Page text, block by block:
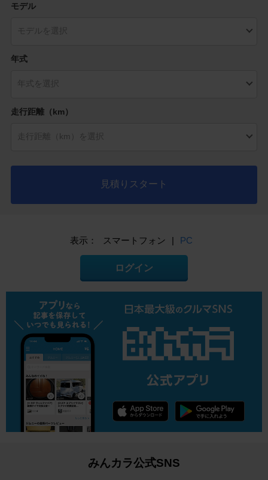
モデル
年式
走行距離（km）
見積りスタート
表示： スマートフォン | PC
ログイン
みんカラ公式SNS